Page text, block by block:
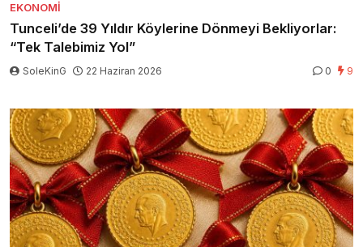
EKONOMI
Tunceli’de 39 Yıldır Köylerine Dönmeyi Bekliyorlar:
“Tek Talebimiz Yol”
SoleKinG 22 Haziran 2026 0 9